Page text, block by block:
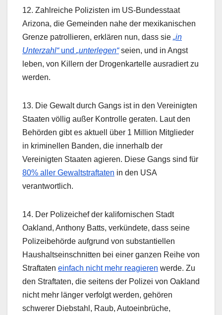
12. Zahlreiche Polizisten im US-Bundesstaat
Arizona, die Gemeinden nahe der mexikanischen
Grenze patrollieren, erklären nun, dass sie „in
Unterzahl“und „unterlegen“seien, und in Angst
leben, von Killern der Drogenkartelle ausradiert zu
werden.
13. Die Gewalt durch Gangs ist in den Vereinigten
Staaten völlig außer Kontrolle geraten. Laut den
Behörden gibt es aktuell über 1 Million Mitglieder
in kriminellen Banden, die innerhalb der
Vereinigten Staaten agieren. Diese Gangs sind für
80% aller Gewaltstraftaten in den USA
verantwortlich.
14. Der Polizeichef der kalifornischen Stadt
Oakland, Anthony Batts, verkündete, dass seine
Polizeibehörde aufgrund von substantiellen
Haushaltseinschnitten bei einer ganzen Reihe von
Straftaten einfach nicht mehr reagieren werde. Zu
den Straftaten, die seitens der Polizei von Oakland
nicht mehr länger verfolgt werden, gehören
schwerer Diebstahl, Raub, Autoeinbrüche,